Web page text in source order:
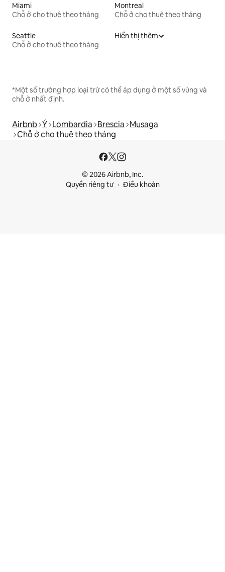
Miami
Chỗ ở cho thuê theo tháng
Montreal
Chỗ ở cho thuê theo tháng
Seattle
Chỗ ở cho thuê theo tháng
Hiển thị thêm
*Một số trường hợp loại trừ có thể áp dụng ở một số vùng và
chỗ ở nhất định.
Airbnb Ý Lombardia Brescia Musaga
Chỗ ở cho thuê theo tháng
© 2026 Airbnb, Inc.
Quyền riêng tư
Điều khoản